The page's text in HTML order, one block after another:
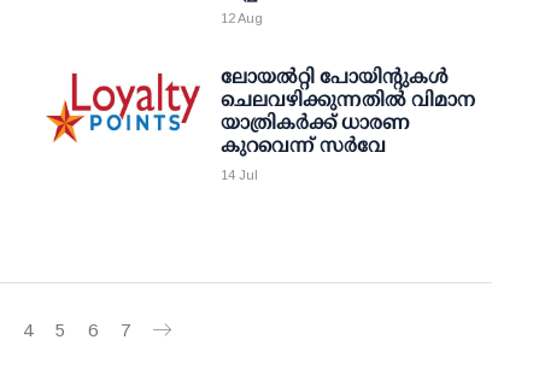
12 Aug
ലോയല്‍റ്റി പോയിന്റുകള്‍
ചെലവഴിക്കുന്നതില്‍ വിമാന
യാത്രികര്‍ക്ക് ധാരണ
കുറവെന്ന് സര്‍വേ
14 Jul
4 5 6 7